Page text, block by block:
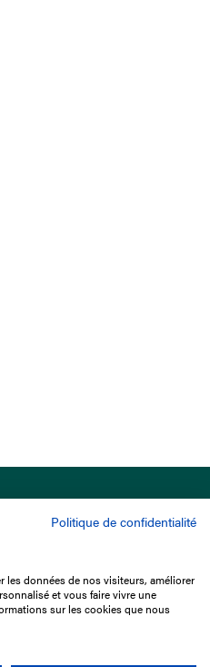
Politique de confidentialité
les données de nos visiteurs, améliorer
et vous faire vivre une
sur les cookies que nous